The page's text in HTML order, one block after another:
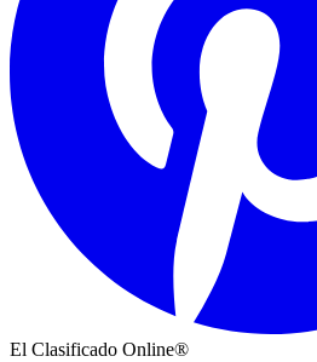
El Clasificado Online®